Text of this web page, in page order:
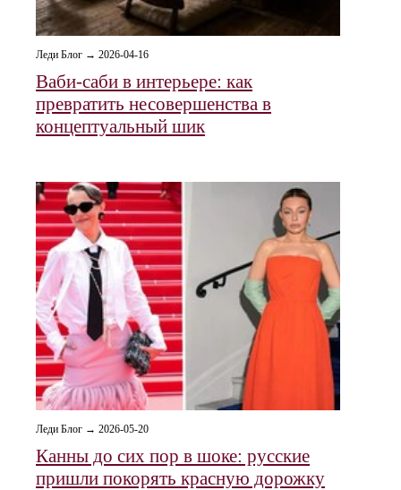
Леди Блог → 2026-04-16
Ваби-саби в интерьере: как
превратить несовершенства в
концептуальный шик
Леди Блог → 2026-05-20
Канны до сих пор в шоке: русские
пришли покорять красную дорожку